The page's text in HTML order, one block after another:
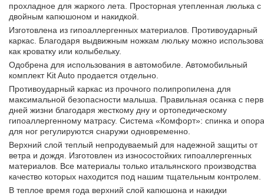
прохладное для жаркого лета. Просторная утепленная люлька с
двойным капюшоном и накидкой.
Изготовлена из гипоаллергенных материалов. Противоударный
каркас. Благодаря выдвижным ножкам люльку можно
как кроватку или колыбельку.
Одобрена для использования в автомобиле. Автомобильный
комплект Kit Auto продается отдельно.
Противоударный каркас из прочного полипропилена для
максимальной безопасности малыша. Правильная осанка с
дней жизни благодаря жесткому дну и ортопедическому
гипоаллергенному матрасу. Система «Комфорт»: спинка и опора
для ног регулируются снаружи одновременно.
Верхний слой теплый непродуваемый для надежной защиты от
ветра и дождя. Изготовлен из износостойких гипоаллергенных
материалов. Все материалы только итальянского производства
качество которых находится под нашим тщательным контролем.
В теплое время года верхний слой капюшона и накидки